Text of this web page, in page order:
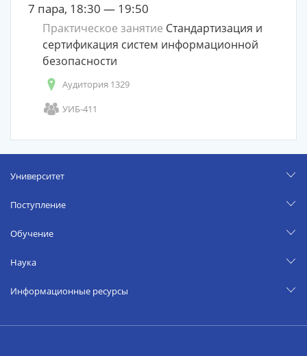
7 пара, 18:30 — 19:50
Практическое занятие Стандартизация и
сертификация систем информационной
безопасности
Аудитория 1329
УИБ-411
Университет
Поступление
Обучение
Наука
Информационные ресурсы